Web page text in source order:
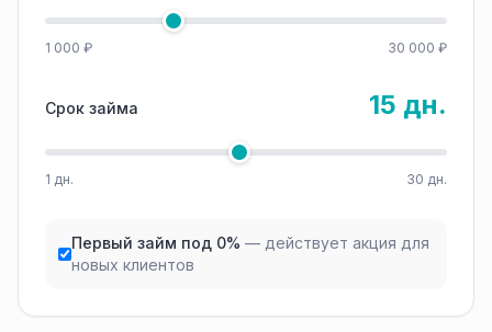
1 000 ₽ 30 000 ₽
Срок займа 15 дн.
1 дн. 30 дн.
Первый займ под 0% — действует акция для
новых клиентов